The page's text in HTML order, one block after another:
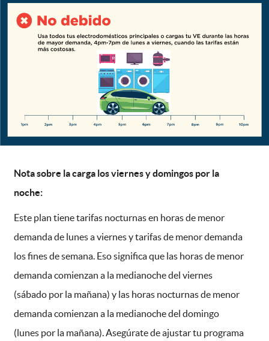
Nota sobre la carga los viernes y domingos por la
noche:
Este plan tiene tarifas nocturnas en horas de menor
demanda de lunes a viernes y tarifas de menor demanda
los fines de semana. Eso significa que las horas de menor
demanda comienzan a la medianoche del viernes
(sábado por la mañana) y las horas nocturnas de menor
demanda comienzan a la medianoche del domingo
(lunes por la mañana). Asegúrate de ajustar tu programa